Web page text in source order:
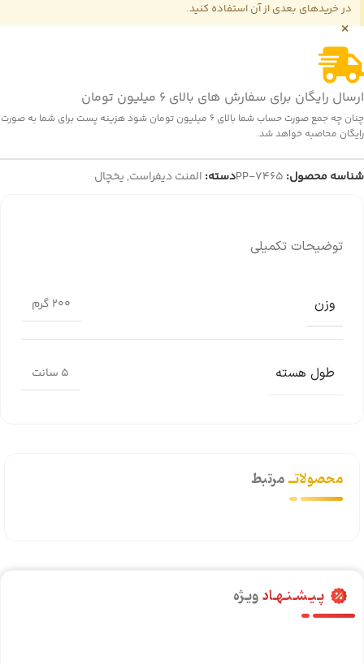
در خریدهای بعدی از آن استفاده کنید.
×
ارسال رایگان برای سفارش های بالای 6 میلیون تومان
چنان چه جمع صورت حساب شما بالای 6 میلیون تومان شود هزینه پست برای شما به صورت
رایگان محاصبه خواهد شد.
شناسه محصول: PP-7465دسته: المنت دیفراست, یخچال
توضیحات تکمیلی
وزن 200 گرم
طول هسته 5 سانت
محصولاتــمرتبط
پـیـشـنـهـادویـژه